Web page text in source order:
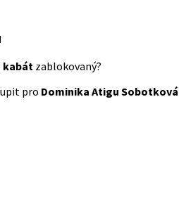
kabát zablokovaný?
pro Dominika Atigu Sobotková